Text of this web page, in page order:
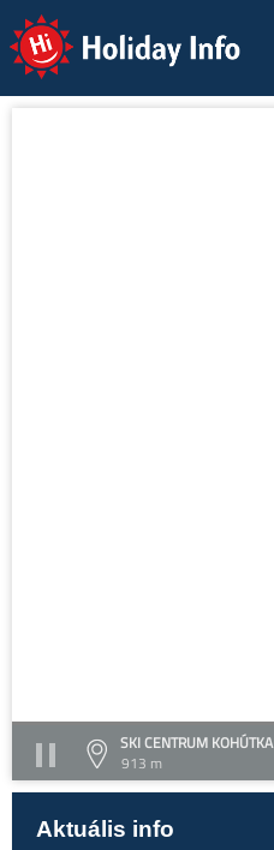
Holiday Info
SKI CENTRUM KOHÚTKA
913 m
Aktuális info